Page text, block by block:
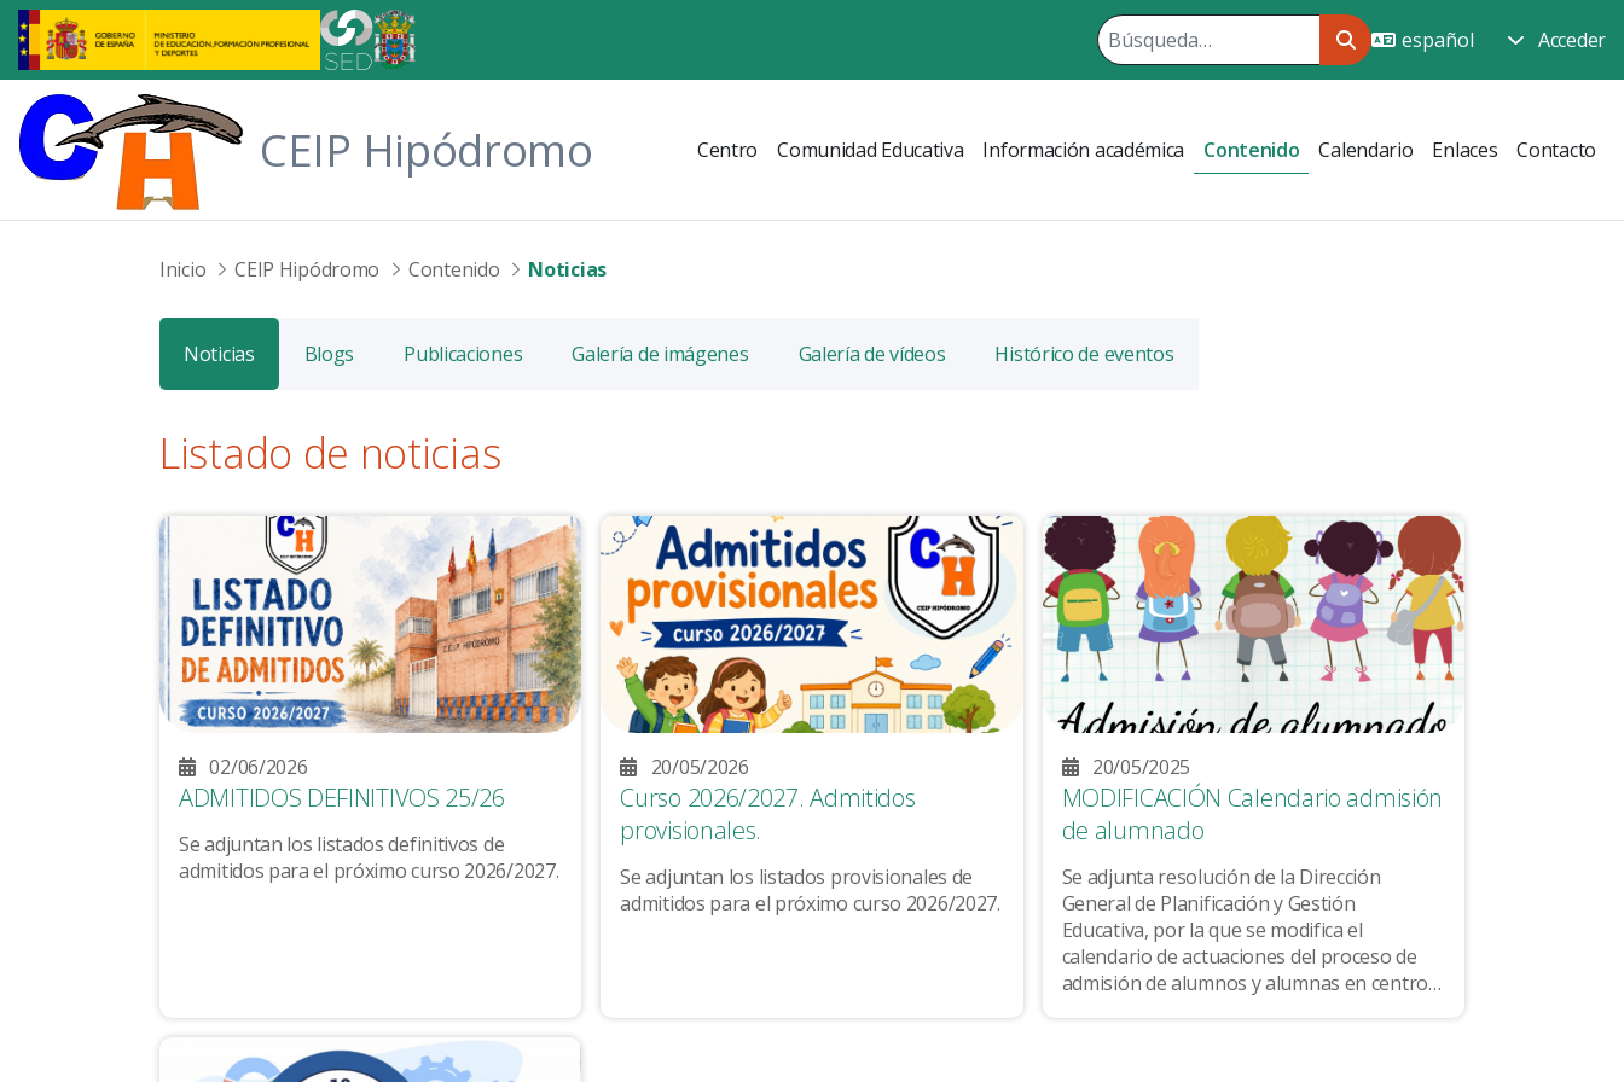
Saltar al contenido principal
Acceder
CEIP Hipódromo Centro Comunidad Educativa Información académica Contenido Calendario Enlaces Contacto
Inicio CEIP Hipódromo Contenido Noticias
Noticias Blogs Publicaciones Galería de imágenes Galería de vídeos Histórico de eventos
Listado de noticias
02/06/2026
ADMITIDOS DEFINITIVOS 25/26
Se adjuntan los listados definitivos de
admitidos para el próximo curso 2026/2027.
20/05/2026
Curso 2026/2027. Admitidos
provisionales.
Se adjuntan los listados provisionales de
admitidos para el próximo curso 2026/2027.
20/05/2025
MODIFICACIÓN Calendario admisión
de alumnado
Se adjunta resolución de la Dirección
General de Planificación y Gestión
Educativa, por la que se modifica el
calendario de actuaciones del proceso de
admisión de alumnos y alumnas en centros